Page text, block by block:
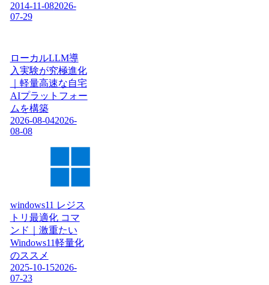
2014-11-082026-
07-29
ローカルLLM導
入実験が究極進化
｜軽量高速な自宅
AIプラットフォー
ムを構築
2026-08-042026-
08-08
windows11 レジス
トリ最適化 コマ
ンド｜激重たい
Windows11軽量化
のススメ
2025-10-152026-
07-23